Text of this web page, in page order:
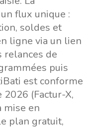
flux unique :
soldes et
ligne via un lien
relances de
puis
est conforme
(Factur-X,
mise en
plan gratuit,